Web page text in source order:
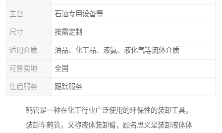
主营 石油专用设备等
尺寸 按需定制
适用介质 油品、化工品、液氨、液化气等流体介质
可售卖地 全国
售后服务 跟踪服务
鹤管是一种在化工行业广泛使用的环保性的装卸工具，
装卸车鹤管，又称液体装卸臂，顾名思义是装卸液体体